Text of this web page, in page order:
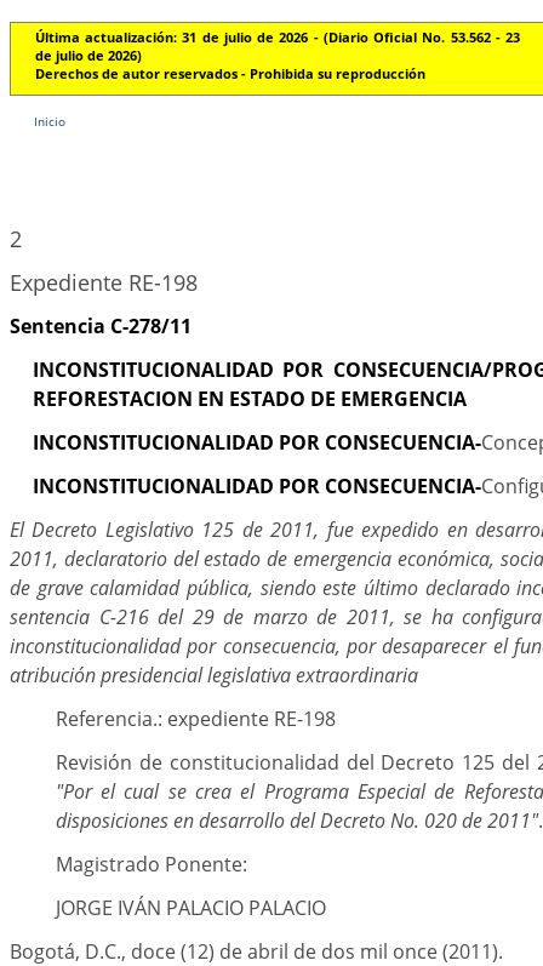
Última actualización: 31 de julio de 2026 - (Diario Oficial No. 53.562 - 23
de julio de 2026)
Derechos de autor reservados - Prohibida su reproducción
Inicio
2
Expediente RE-198
Sentencia C-278/11
INCONSTITUCIONALIDAD POR CONSECUENCIA/
REFORESTACION EN ESTADO DE EMERGENCIA
INCONSTITUCIONALIDAD POR CONSECUENCIA-
INCONSTITUCIONALIDAD POR CONSECUENCIA-
El Decreto Legislativo 125 de 2011, fue expedido en
2011, declaratorio del estado de emergencia económica,
de grave calamidad pública, siendo este último declarado
sentencia C-216 del 29 de marzo de 2011, se ha
inconstitucionalidad por consecuencia, por desaparecer el
atribución presidencial legislativa extraordinaria
Referencia.: expediente RE-198
Revisión de constitucionalidad del Decreto 125 del
"Por el cual se crea el Programa Especial de
disposiciones en desarrollo del Decreto No. 020 de 2011".
Magistrado Ponente:
JORGE IVÁN PALACIO PALACIO
Bogotá, D.C., doce (12) de abril de dos mil once (2011).